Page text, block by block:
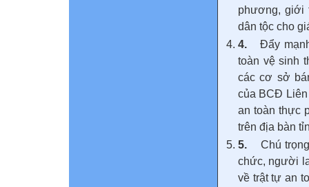
phương, giới
dân tộc cho
4. Đẩy
toàn vệ sinh
các cơ sở
của BCĐ Liên
an toàn thực
trên địa bàn
5. Chú
chức, người
về trật tự an